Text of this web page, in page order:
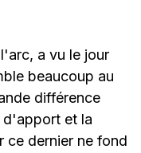
a vu le jour
beaucoup au
différence
d'apport et la
ce dernier ne fond